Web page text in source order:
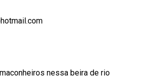
nessa beira de rio